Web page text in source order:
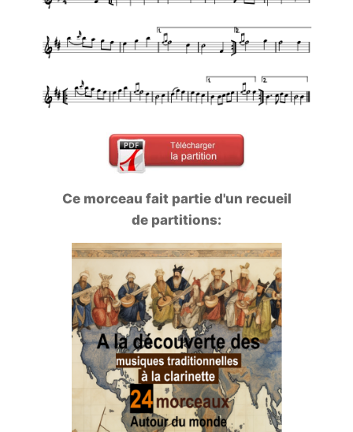
Ce morceau fait partie d'un recueil
de partitions: